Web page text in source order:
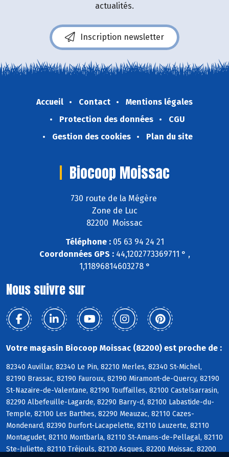
actualités.
Inscription newsletter
Accueil Contact
Mentions légales
Protection des données
CGU
Gestion des cookies
Plan du site
Biocoop Moissac
730 route de la Mégère
Zone de Luc
82200 Moissac
Téléphone :05 63 94 24 21
Coordonnées GPS :44,1202773369711 ° ,
1,11896814603278 °
Nous suivre sur
Votre magasin Biocoop Moissac (82200) est proche de :
82340 Auvillar, 82340 Le Pin, 82210 Merles, 82340 St-Michel,
82190 Brassac, 82190 Fauroux, 82190 Miramont-de-Quercy, 82190
St-Nazaire-de-Valentane, 82190 Touffailles, 82100 Castelsarrasin,
82290 Albefeuille-Lagarde, 82290 Barry-d, 82100 Labastide-du-
Temple, 82100 Les Barthes, 82290 Meauzac, 82110 Cazes-
Mondenard, 82390 Durfort-Lacapelette, 82110 Lauzerte, 82110
Montagudet, 82110 Montbarla, 82110 St-Amans-de-Pellagal, 82110
Ste-Juliette, 82110 Tréjouls, 82120 Asques, 82200 Moissac, 82200